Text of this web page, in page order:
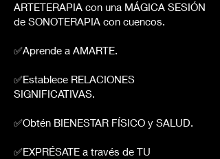
ARTETERAPIA con una MÁGICA SESIÓN
de SONOTERAPIA con cuencos.
✅Aprende a AMARTE.
✅Establece RELACIONES
SIGNIFICATIVAS.
✅Obtén BIENESTAR FÍSICO y SALUD.
✅EXPRÉSATE a través de TU